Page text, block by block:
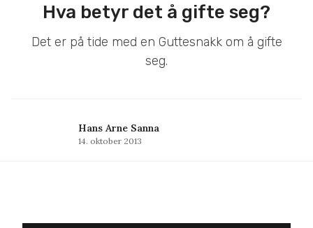
Hva betyr det å gifte seg?
Det er på tide med en Guttesnakk om å gifte
seg.
Hans Arne Sanna
14. oktober 2013